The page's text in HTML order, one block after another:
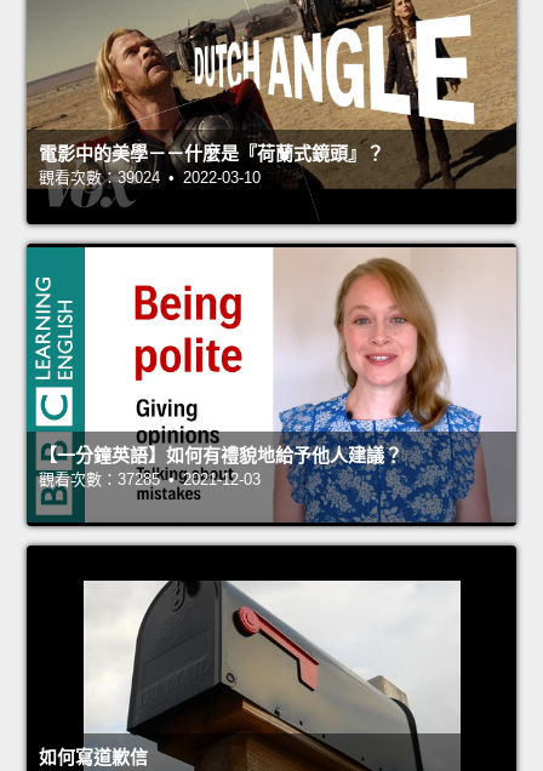
電影中的美學－－什麼是『荷蘭式鏡頭』？
觀看次數：39024 • 2022-03-10
【一分鐘英語】如何有禮貌地給予他人建議？
觀看次數：37285 • 2021-12-03
如何寫道歉信